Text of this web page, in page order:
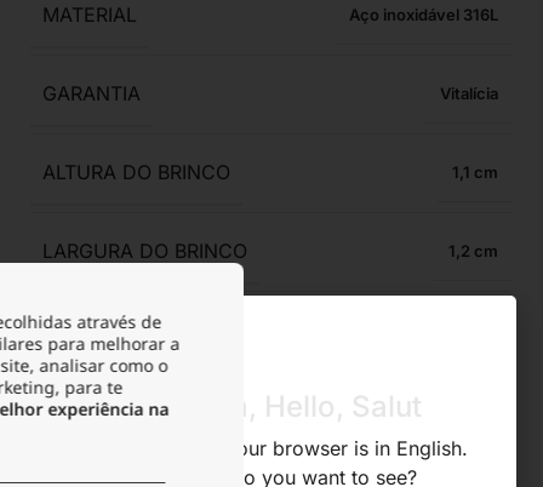
MATERIAL Aço inoxidável 316L
GARANTIA Vitalícia
ALTURA DO BRINCO 1,1
LARGURA DO BRINCO 1,2
ACABAMENTO
ANTIALÉRGICO
através de
para melhorar a
analisar como o
para te
experiência naOlá, Hola, Hello, Salut
We noticed that your browser is in English.
What store do you want to see?